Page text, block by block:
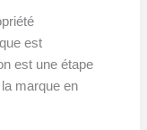
est
est une étape
marque en